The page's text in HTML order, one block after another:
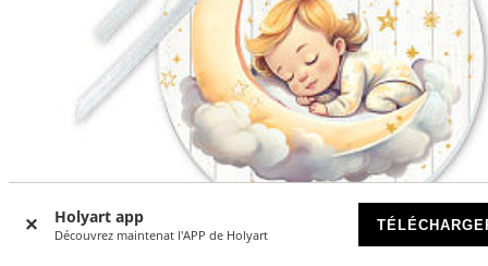
Holyart app
Découvrez maintenat l'APP de Holyart
-5